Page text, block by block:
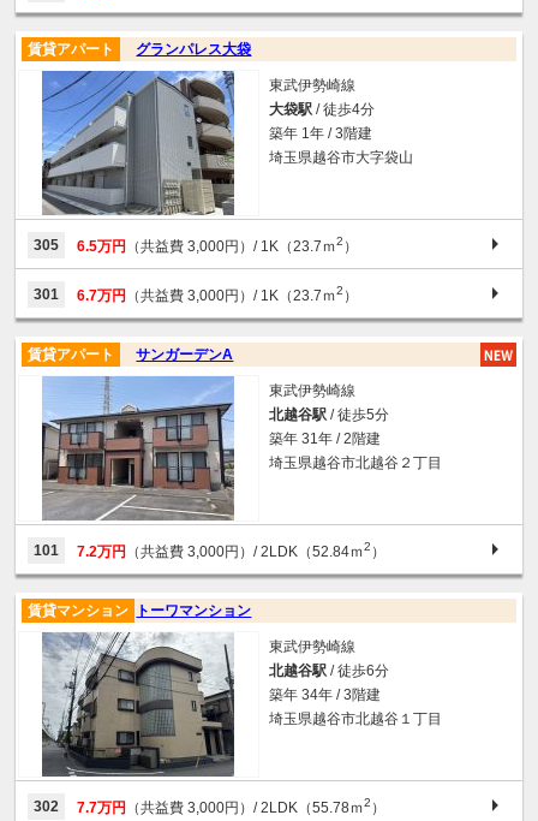
グランパレス大袋
賃貸アパート
東武伊勢崎線
大袋駅 / 徒歩4分
築年 1年 / 3階建
埼玉県越谷市大字袋山
305 6.5万円 （共益費 3,000円）/ 1K（23.7ｍ2 ）
301 6.7万円 （共益費 3,000円）/ 1K（23.7ｍ2 ）
サンガーデンA
賃貸アパート
東武伊勢崎線
北越谷駅 / 徒歩5分
築年 31年 / 2階建
埼玉県越谷市北越谷２丁目
101 7.2万円 （共益費 3,000円）/ 2LDK（52.84ｍ2 ）
トーワマンション
賃貸マンション
東武伊勢崎線
北越谷駅 / 徒歩6分
築年 34年 / 3階建
埼玉県越谷市北越谷１丁目
302 7.7万円 （共益費 3,000円）/ 2LDK（55.78ｍ2 ）